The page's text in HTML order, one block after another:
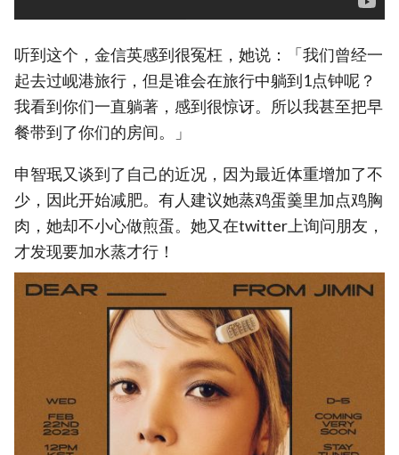
听到这个，金信英感到很冤枉，她说：「我们曾经一
起去过岘港旅行，但是谁会在旅行中躺到1点钟呢？
我看到你们一直躺著，感到很惊讶。所以我甚至把早
餐带到了你们的房间。」
申智珉又谈到了自己的近况，因为最近体重增加了不
少，因此开始减肥。有人建议她蒸鸡蛋羹里加点鸡胸
肉，她却不小心做煎蛋。她又在twitter上询问朋友，
才发现要加水蒸才行！